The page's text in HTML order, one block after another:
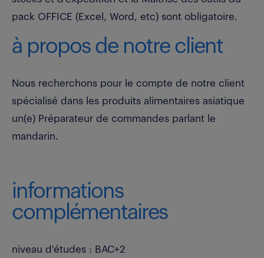
pack OFFICE (Excel, Word, etc) sont obligatoire.
à propos de notre client
Nous recherchons pour le compte de notre client
spécialisé dans les produits alimentaires asiatique
un(e) Préparateur de commandes parlant le
mandarin.
informations
complémentaires
niveau d'études : BAC+2